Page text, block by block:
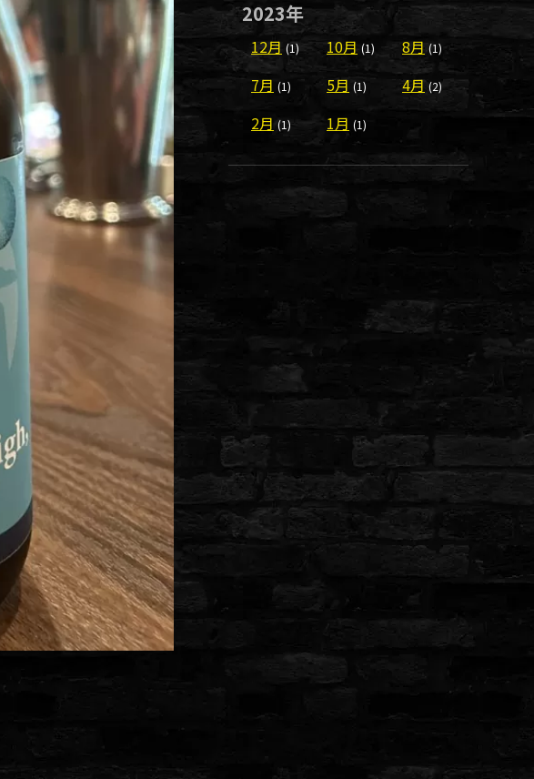
2023年
12月 (1) 10月 (1) 8月 (1)
7月 (1) 5月 (1) 4月 (2)
2月 (1) 1月 (1)